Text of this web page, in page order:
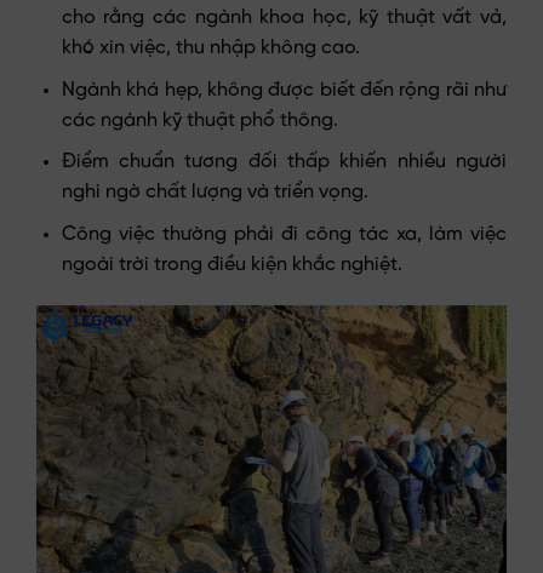
cho rằng các ngành khoa học, kỹ thuật vất vả,
khó xin việc, thu nhập không cao.
Ngành khá hẹp, không được biết đến rộng rãi như
các ngành kỹ thuật phổ thông.
Điểm chuẩn tương đối thấp khiến nhiều người
nghi ngờ chất lượng và triển vọng.
Công việc thường phải đi công tác xa, làm việc
ngoài trời trong điều kiện khắc nghiệt.